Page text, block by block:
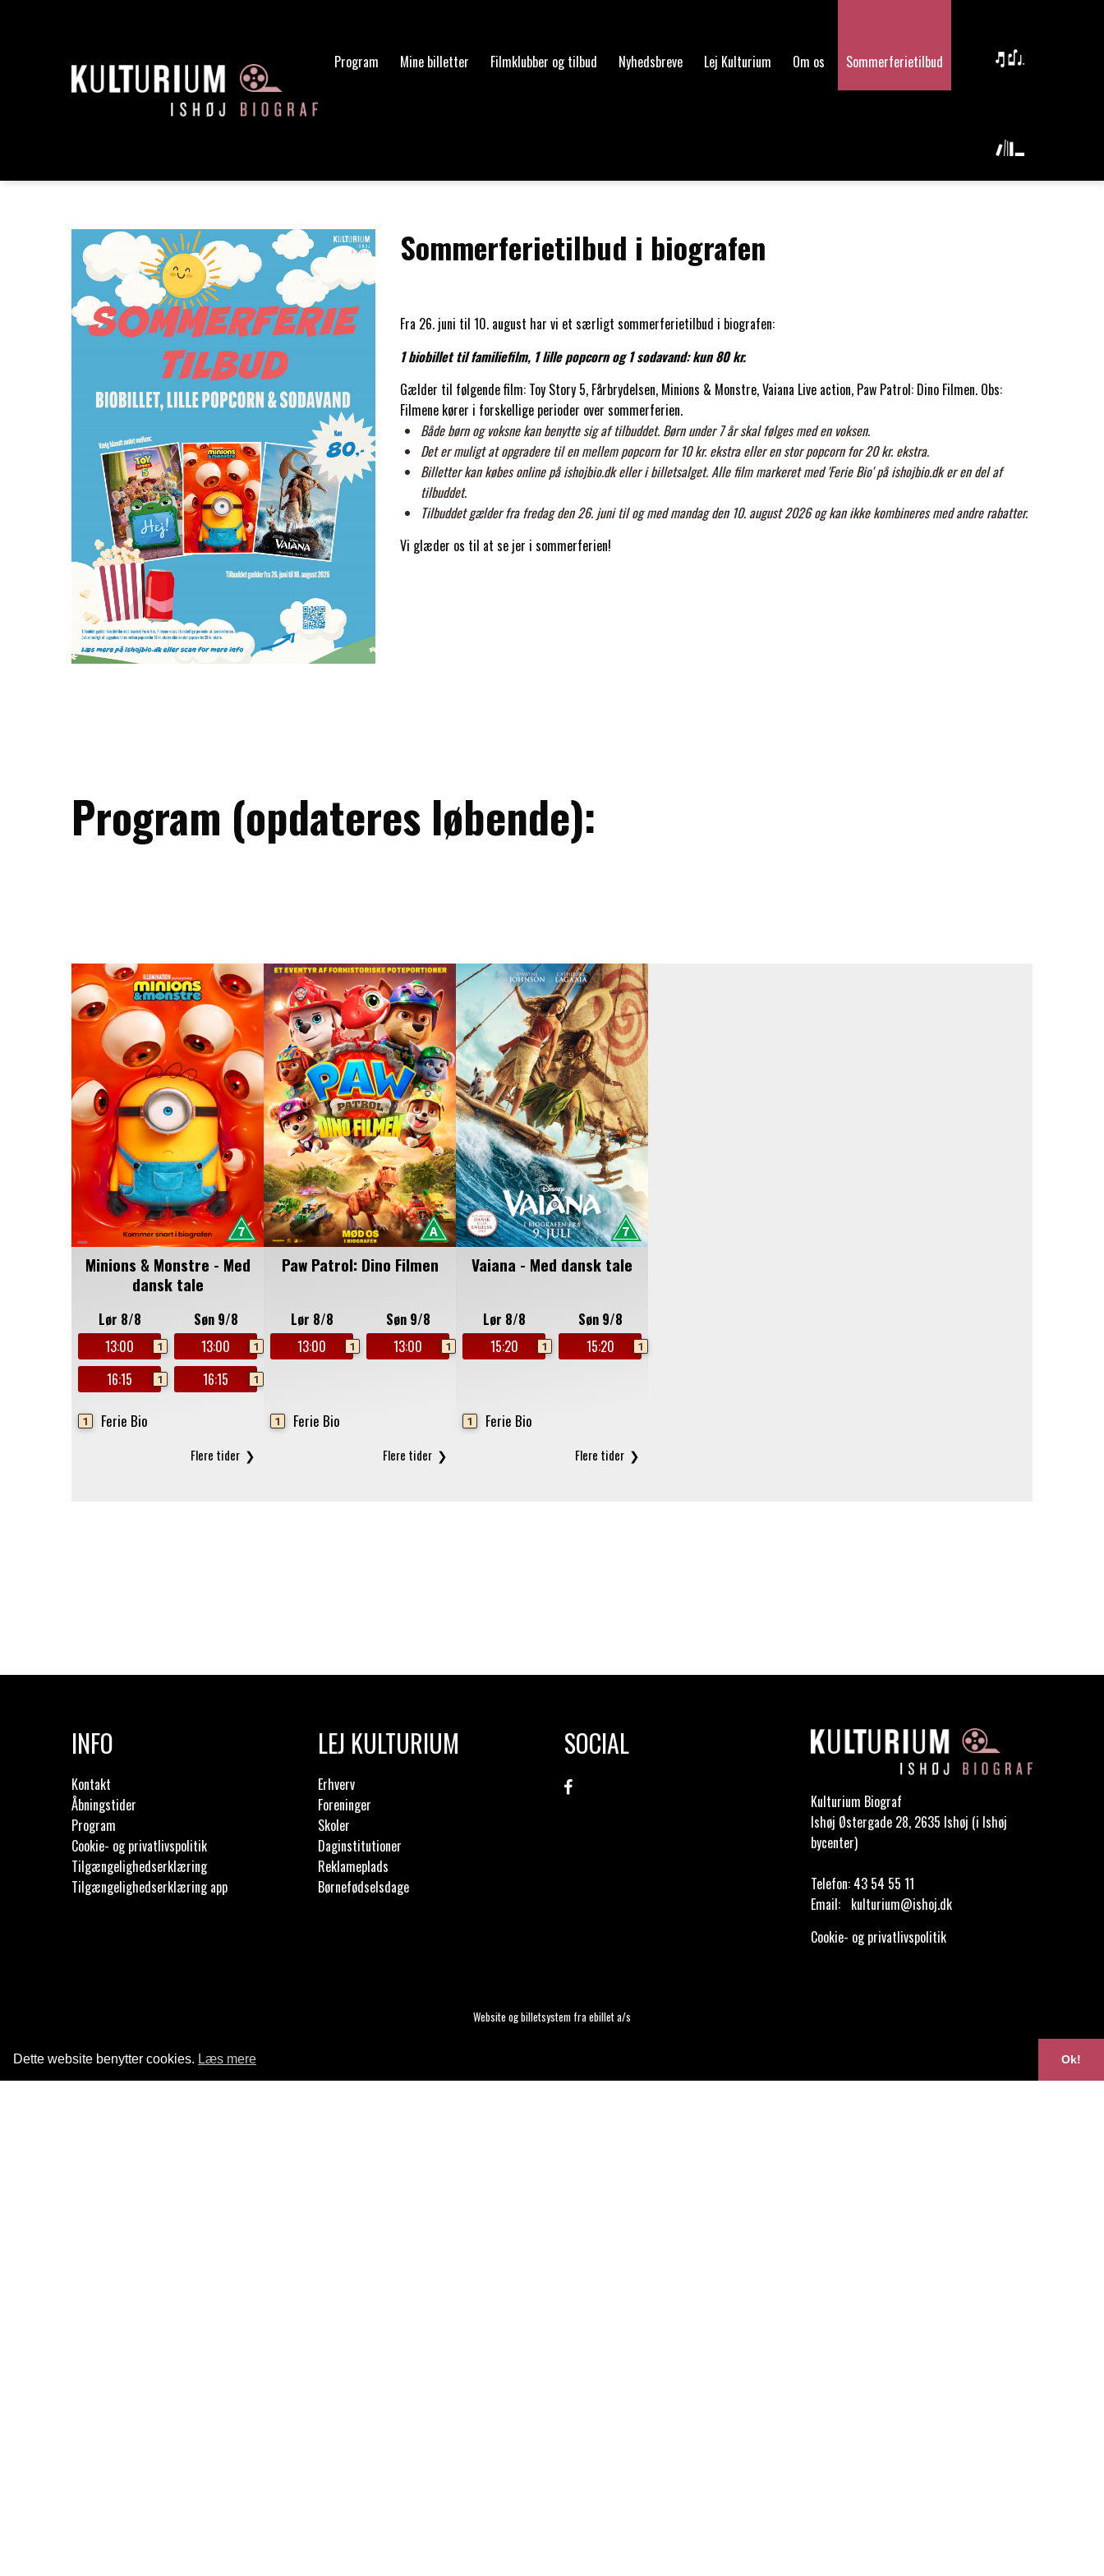
Dette website benytter cookies. Læs mere Ok!
Program Mine billetter Filmklubber og tilbud Nyhedsbreve Lej Kulturium Om os Sommerferietilbud
Sommerferietilbud i biografen
Fra 26. juni til 10. august har vi et særligt sommerferietilbud i biografen:
1 biobillet til familiefilm, 1 lille popcorn og 1 sodavand: kun 80 kr.
Gælder til følgende film: Toy Story 5, Fårbrydelsen, Minions & Monstre, Vaiana Live action, Paw Patrol: Dino Filmen. Obs:
Filmene kører i forskellige perioder over sommerferien.
Både børn og voksne kan benytte sig af tilbuddet. Børn under 7 år skal følges med en voksen.
Det er muligt at opgradere til en mellem popcorn for 10 kr. ekstra eller en stor popcorn for 20 kr. ekstra.
Billetter kan købes online på ishojbio.dk eller i billetsalget. Alle film markeret med 'Ferie Bio' på ishojbio.dk er en del af
tilbuddet.
Tilbuddet gælder fra fredag den 26. juni til og med mandag den 10. august 2026 og kan ikke kombineres med andre rabatter.
Vi glæder os til at se jer i sommerferien!
Program (opdateres løbende):
INFO
Kontakt
Åbningstider
Program
Cookie- og privatlivspolitik
Tilgængelighedserklæring
Tilgængelighedserklæring app
LEJ KULTURIUM
Erhverv
Foreninger
Skoler
Daginstitutioner
Reklameplads
Børnefødselsdage
SOCIAL
Kulturium Biograf
Ishøj Østergade 28, 2635 Ishøj (i Ishøj
bycenter)
Telefon: 43 54 55 11
Email: kulturium@ishoj.dk
Cookie- og privatlivspolitik
Website og billetsystem fra ebillet a/s